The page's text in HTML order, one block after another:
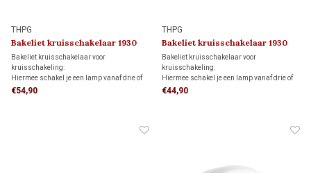
THPG
Bakeliet kruisschakelaar 1930
Bakeliet kruisschakelaar voor
kruisschakeling:
Hiermee schakel je een lamp vanaf drie of
meer schakelaars, in combinatie met twee
€54,90
THPG
Bakeliet kruisschakelaar 1930
Bakeliet kruisschakelaar voor
kruisschakeling:
Hiermee schakel je een lamp vanaf drie of
meer schakelaars, in combinatie met twee
€44,90